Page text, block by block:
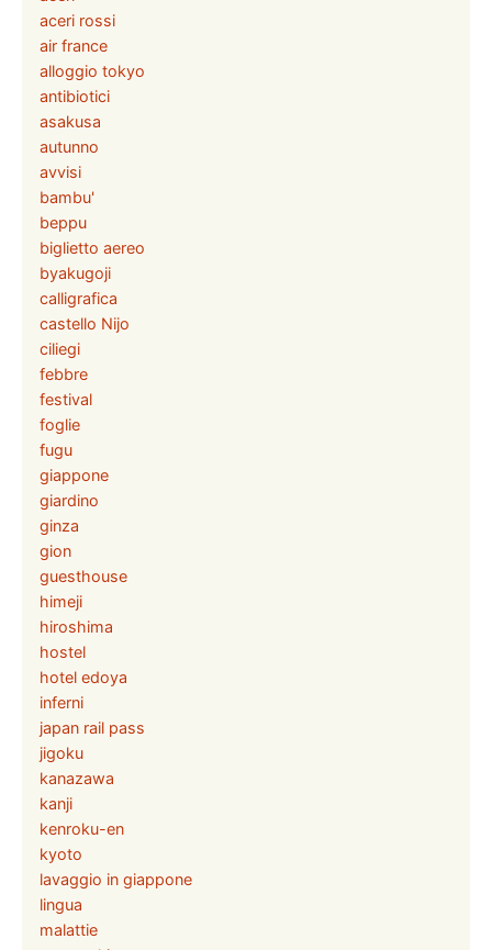
aceri rossi
air france
alloggio tokyo
antibiotici
asakusa
autunno
avvisi
bambu'
beppu
biglietto aereo
byakugoji
calligrafica
castello Nijo
ciliegi
febbre
festival
foglie
fugu
giappone
giardino
ginza
gion
guesthouse
himeji
hiroshima
hostel
hotel edoya
inferni
japan rail pass
jigoku
kanazawa
kanji
kenroku-en
kyoto
lavaggio in giappone
lingua
malattie